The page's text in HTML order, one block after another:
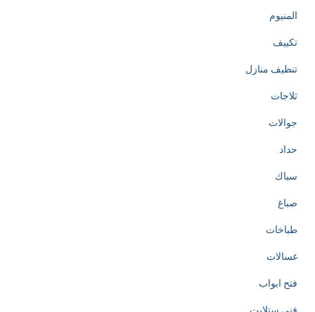
المنيوم
تكييف
تنظيف منازل
ثلاجات
جوالات
حداد
سباك
صباغ
طباخات
غسالات
فتح ابواب
فني ستلايت